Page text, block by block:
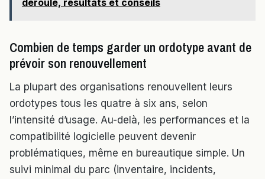
déroulé, résultats et conseils
Combien de temps garder un ordotype avant de
prévoir son renouvellement
La plupart des organisations renouvellent leurs
ordotypes tous les quatre à six ans, selon
l’intensité d’usage. Au-delà, les performances et la
compatibilité logicielle peuvent devenir
problématiques, même en bureautique simple. Un
suivi minimal du parc (inventaire, incidents,